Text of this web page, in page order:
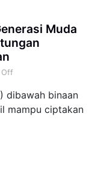
Muda
Off
dibawah binaan
mampu ciptakan